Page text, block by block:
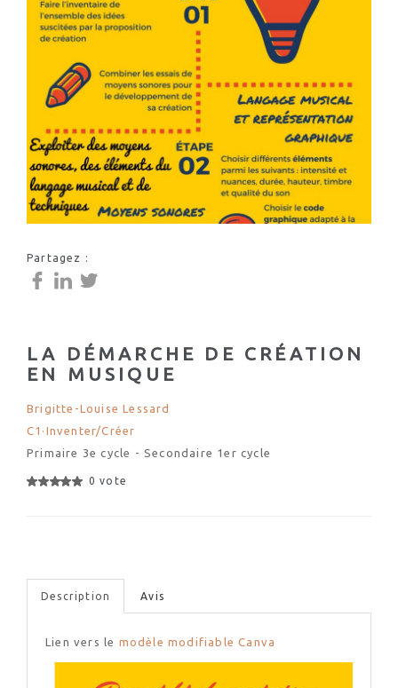
Partagez :
LA DÉMARCHE DE CRÉATION
EN MUSIQUE
Brigitte-Louise Lessard
C1·Inventer/Créer
Primaire 3e cycle - Secondaire 1er cycle
0 vote
Description Avis
Lien vers le modèle modifiable Canva